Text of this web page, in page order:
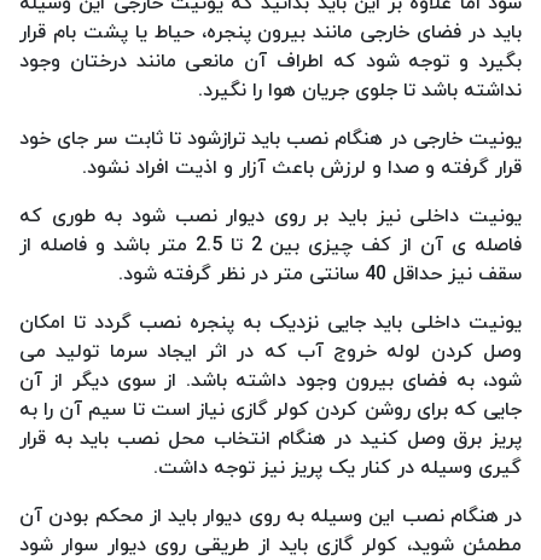
باید در فضای خارجی مانند بیرون پنجره، حیاط یا پشت بام قرار
بگیرد و توجه شود که اطراف آن مانعی مانند درختان وجود
نداشته باشد تا جلوی جریان هوا را نگیرد.
یونیت خارجی در هنگام نصب باید ترازشود تا ثابت سر جای خود
قرار گرفته و صدا و لرزش باعث آزار و اذیت افراد نشود.
یونیت داخلی نیز باید بر روی دیوار نصب شود به طوری که
فاصله ی آن از کف چیزی بین 2 تا 2.5 متر باشد و فاصله از
سقف نیز حداقل 40 سانتی متر در نظر گرفته شود.
یونیت داخلی باید جایی نزدیک به پنجره نصب گردد تا امکان
وصل کردن لوله خروج آب که در اثر ایجاد سرما تولید می
شود، به فضای بیرون وجود داشته باشد. از سوی دیگر از آن
جایی که برای روشن کردن کولر گازی نیاز است تا سیم آن را به
پریز برق وصل کنید در هنگام انتخاب محل نصب باید به قرار
گیری وسیله در کنار یک پریز نیز توجه داشت.
در هنگام نصب این وسیله به روی دیوار باید از محکم بودن آن
مطمئن شوید، کولر گازی باید از طریقی روی دیوار سوار شود